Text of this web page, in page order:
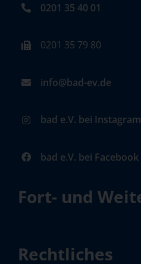
0201 35 40 01
0201 35 79 80
info@bad-ev.de
bad e.V. bei Instagram
bad e.V. bei Facebook
Fort- und
Rechtliches